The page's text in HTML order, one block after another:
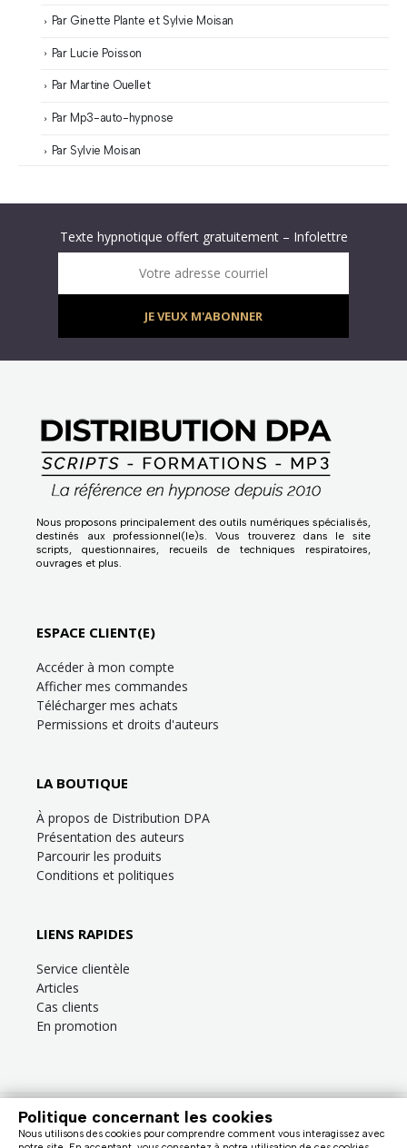
Par Ginette Plante et Sylvie Moisan
Par Lucie Poisson
Par Martine Ouellet
Par Mp3-auto-hypnose
Par Sylvie Moisan
Texte hypnotique offert gratuitement – Infolettre
Infolettre : obtenez un MP3 d’hypnose gratuit !
Votre adresse courriel
JE VEUX M'ABONNER
Nous proposons principalement des outils numériques spécialisés,
destinés aux professionnel(le)s. Vous trouverez dans le site
scripts, questionnaires, recueils de techniques respiratoires,
ouvrages et plus.
ESPACE CLIENT(E)
Accéder à mon compte
Afficher mes commandes
Télécharger mes achats
Permissions et droits d'auteurs
LA BOUTIQUE
À propos de Distribution DPA
Présentation des auteurs
Parcourir les produits
Conditions et politiques
LIENS RAPIDES
Service clientèle
Articles
Cas clients
En promotion
Besoin d’aide?Consultez laFAQ ou la section
Politique concernant les cookies
Nous utilisons des cookies pour comprendre comment vous interagissez avec